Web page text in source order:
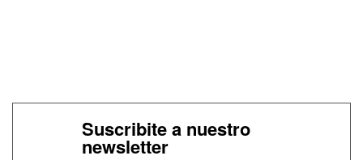
Suscribite a nuestro
newsletter